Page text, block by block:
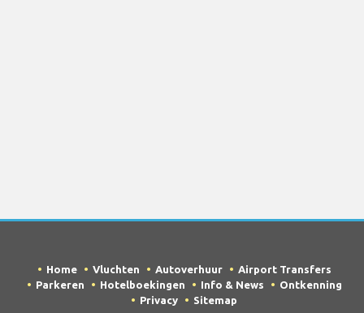
Home Vluchten Autoverhuur
Airport Transfers
Parkeren
Hotelboekingen Info & News
Ontkenning
Privacy
Sitemap